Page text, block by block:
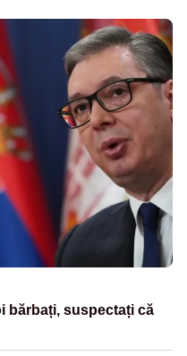
bărbați, suspectați că